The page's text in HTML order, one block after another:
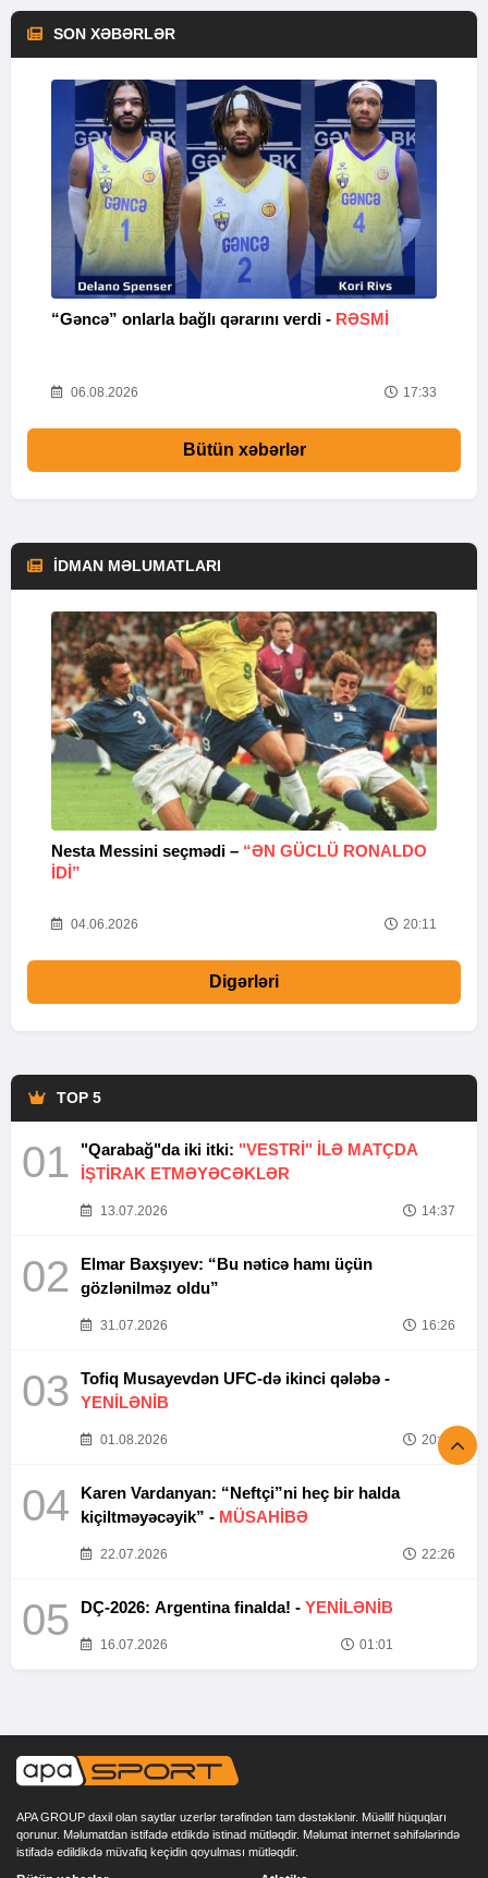
SON XƏBƏRLƏR
“Gəncə” onlarla bağlı qərarını verdi - RƏSMİ
06.08.2026 17:33
Bütün xəbərlər
İDMAN MƏLUMATLARI
Nesta Messini seçmədi – “ƏN GÜCLÜ RONALDO
IDI”
04.06.2026 20:11
Digərləri
TOP 5
01 "Qarabağ"da iki itki: "VESTRİ" İLƏ MATÇDA
İŞTİRAK ETMƏYƏCƏKLƏR
13.07.2026 14:37
02
Elmar Baxşıyev: “Bu nəticə hamı üçün
gözlənilməz oldu”
31.07.2026 16:26
03
Tofiq Musayevdən UFC-də ikinci qələbə -
YENİLƏNİB
01.08.2026 20:52
04
Karen Vardanyan: “Neftçi”ni heç bir halda
kiçiltməyəcəyik” - MÜSAHİBƏ
22.07.2026 22:26
05 DÇ-2026: Argentina finalda! - YENİLƏNİB
16.07.2026 01:01
APA GROUP daxil olan saytlar uzerlər tərəfindən tam dəstəklənir. Müəllif hüquqları
qorunur. Məlumatdan istifadə etdikdə istinad mütləqdir. Məlumat internet səhifələrində
istifadə edildikdə müvafiq keçidin qoyulması mütləqdir.